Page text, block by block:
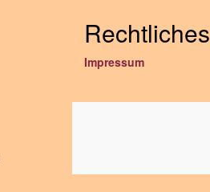
Rechtliches
Impressum